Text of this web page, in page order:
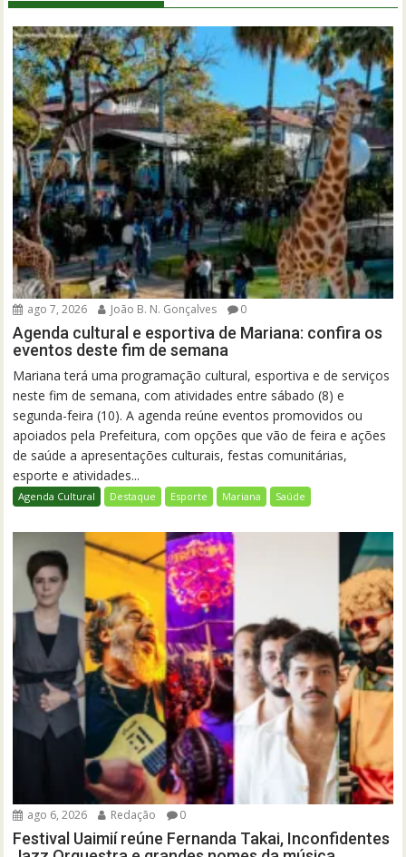
ago 7, 2026 João B. N. Gonçalves 0
Agenda cultural e esportiva de Mariana: confira os
eventos deste fim de semana
Mariana terá uma programação cultural, esportiva e de serviços
neste fim de semana, com atividades entre sábado (8) e
segunda-feira (10). A agenda reúne eventos promovidos ou
apoiados pela Prefeitura, com opções que vão de feira e ações
de saúde a apresentações culturais, festas comunitárias,
esporte e atividades...
Agenda Cultural Destaque Esporte Mariana Saúde
ago 6, 2026 Redação 0
Festival Uaimií reúne Fernanda Takai, Inconfidentes